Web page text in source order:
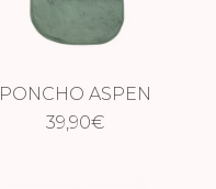
PONCHO ASPEN
GREEN
39,90€